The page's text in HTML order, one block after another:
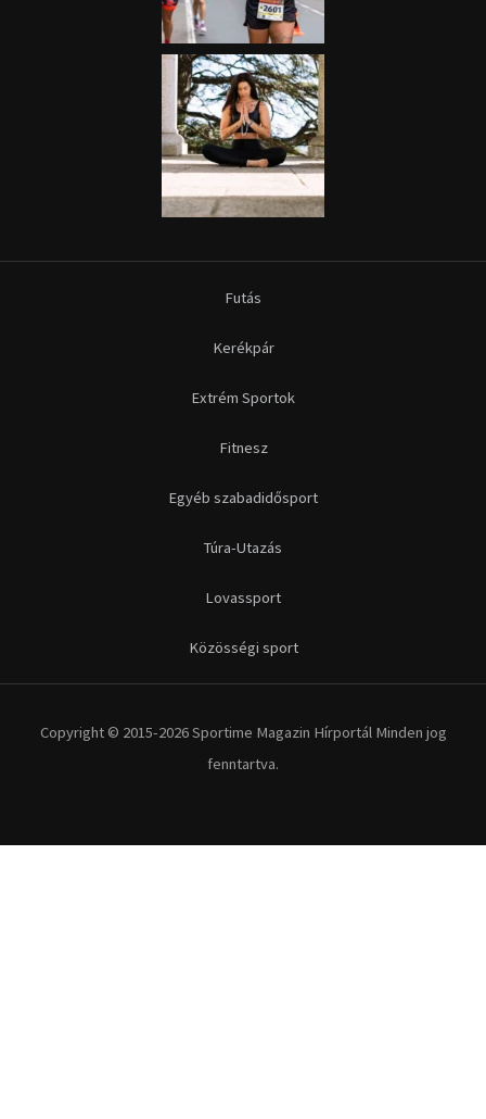
Futás
Kerékpár
Extrém Sportok
Fitnesz
Egyéb szabadidősport
Túra-Utazás
Lovassport
Közösségi sport
Copyright © 2015-2026 Sportime Magazin Hírportál Minden jog
fenntartva.